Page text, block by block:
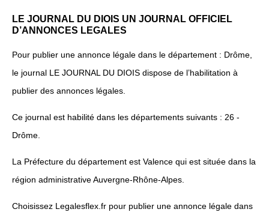
LE JOURNAL DU DIOIS UN JOURNAL OFFICIEL
D’ANNONCES LEGALES
Pour publier une annonce légale dans le département : Drôme,
le journal LE JOURNAL DU DIOIS dispose de l’habilitation à
publier des annonces légales.
Ce journal est habilité dans les départements suivants : 26 -
Drôme.
La Préfecture du département est Valence qui est située dans la
région administrative Auvergne-Rhône-Alpes.
Choisissez Legalesflex.fr pour publier une annonce légale dans